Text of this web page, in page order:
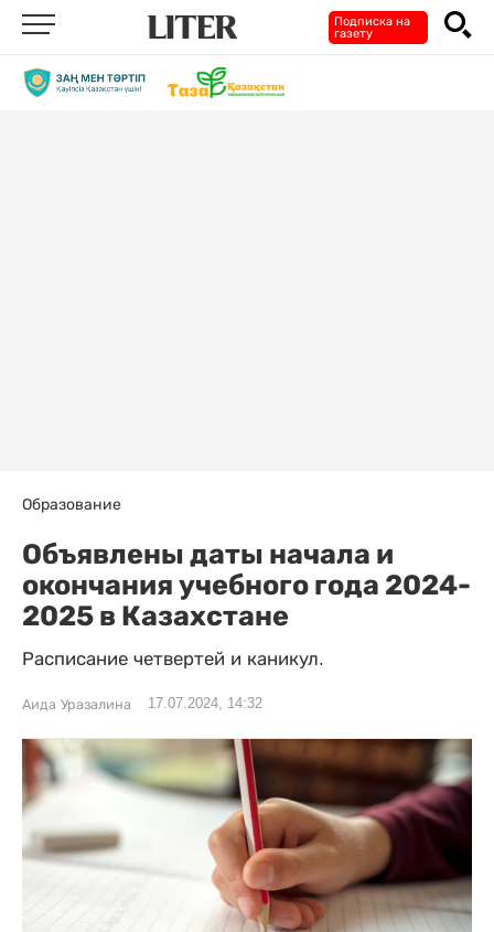
Подписка на
газету
Образование
Объявлены даты начала и
окончания учебного года 2024-
2025 в Казахстане
Расписание четвертей и каникул.
Аида Уразалина 17.07.2024, 14:32